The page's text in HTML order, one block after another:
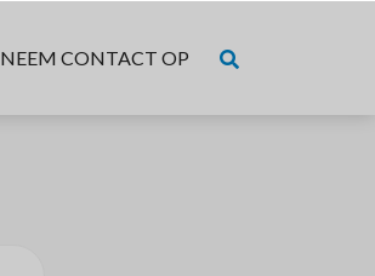
NEEM CONTACT OP